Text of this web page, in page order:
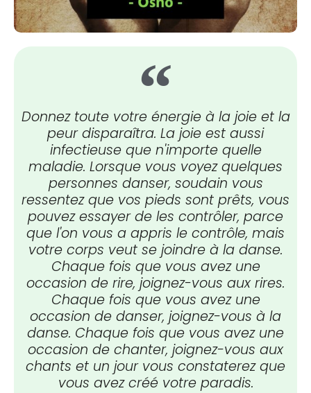
Donnez toute votre énergie à la joie et la
peur disparaîtra. La joie est aussi
infectieuse que n'importe quelle
maladie. Lorsque vous voyez quelques
personnes danser, soudain vous
ressentez que vos pieds sont prêts, vous
pouvez essayer de les contrôler, parce
que l'on vous a appris le contrôle, mais
votre corps veut se joindre à la danse.
Chaque fois que vous avez une
occasion de rire, joignez-vous aux rires.
Chaque fois que vous avez une
occasion de danser, joignez-vous à la
danse. Chaque fois que vous avez une
occasion de chanter, joignez-vous aux
chants et un jour vous constaterez que
vous avez créé votre paradis.